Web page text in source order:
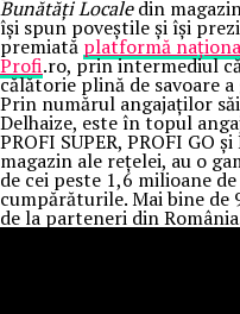
Bunătăți Localedin
își spun poveștile și își
premiată platformă
Profi.ro, prin intermediul
călătorie plină de savoare
Prin numărul angajaților
Delhaize, este în topul
PROFI SUPER, PROFI GO
magazin ale rețelei, au o
de cei peste 1,6 milioane
cumpărăturile. Mai bine de
de la parteneri din